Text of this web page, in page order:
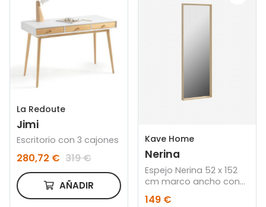
La Redoute
Jimi
Escritorio con 3 cajones
280,72 € 319 €
AÑADIR
Kave Home
Nerina
Espejo Nerina 52 x 152
cm marco ancho con
149 €